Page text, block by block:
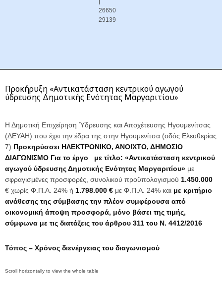
26650
29139
Προκήρυξη «Αντικατάσταση κεντρικού αγωγού
ύδρευσης Δημοτικής Ενότητας Μαργαριτίου»
Η Δημοτική Επιχείρηση Ύδρευσης και Αποχέτευσης Ηγουμενίτσας
(ΔΕΥΑΗ) που έχει την έδρα της στην Ηγουμενίτσα (οδός Ελευθερίας
7) Προκηρύσσει ΗΛΕΚΤΡΟΝΙΚΟ, ΑΝΟΙΧΤΟ, ΔΗΜΟΣΙΟ
ΔΙΑΓΩΝΙΣΜΟ Για το έργο με τίτλο: «Αντικατάσταση κεντρικού
αγωγού ύδρευσης Δημοτικής Ενότητας Μαργαριτίου» με
σφραγισμένες προσφορές, συνολικού προϋπολογισμού 1.450.000
€ χωρίς Φ.Π.Α. 24% ή 1.798.000 € με Φ.Π.Α. 24% και με κριτήριο
ανάθεσης της σύμβασης την πλέον συμφέρουσα από
οικονομική άποψη προσφορά, μόνο βάσει της τιμής,
σύμφωνα με τις διατάξεις του άρθρου 311 του Ν. 4412/2016
Τόπος – Χρόνος διενέργειας του διαγωνισμού